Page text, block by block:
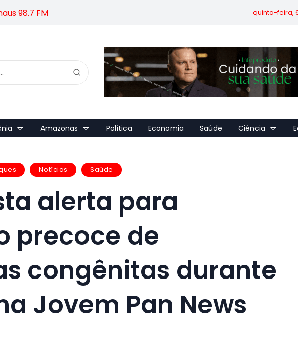
98.7 FM quinta-feira,
Amazonas Política Economia Saúde Ciência
Notícias Saúde
alerta para
precoce de
congênitas durante
Jovem Pan News